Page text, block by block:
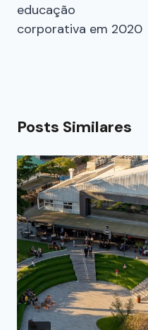
educação
corporativa em 2020
Posts Similares